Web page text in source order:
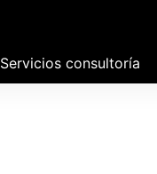
Servicios consultoría